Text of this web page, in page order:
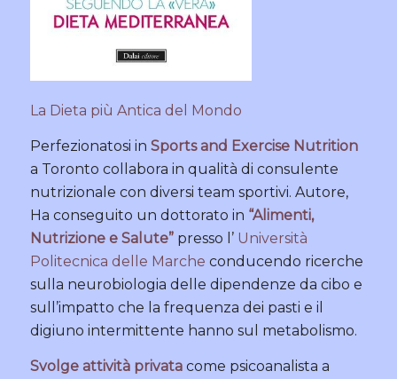
La Dieta più Antica del Mondo
Perfezionatosi in Sports and Exercise Nutrition
a Toronto collabora in qualità di consulente
nutrizionale con diversi team sportivi. Autore,
Ha conseguito un dottorato in “Alimenti,
Nutrizione e Salute”presso l’ Università
Politecnica delle Marche conducendo ricerche
sulla neurobiologia delle dipendenze da cibo e
sull’impatto che la frequenza dei pasti e il
digiuno intermittente hanno sul metabolismo.
Svolge attività privatacome psicoanalista a